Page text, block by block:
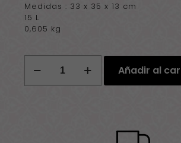
Medidas : 33 x 35 x 13 cm
15 L
0,605 kg
tote
bag
Añadir al